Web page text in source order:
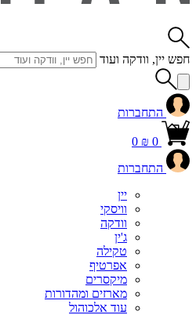
חפש יין, וודקה ועוד
התחברות
0
0 ₪
התחברות
יין
וויסקי
וודקה
ג'ין
טקילה
אפרטיף
מיקסרים
מארזים ומהדורות
עוד אלכוהול